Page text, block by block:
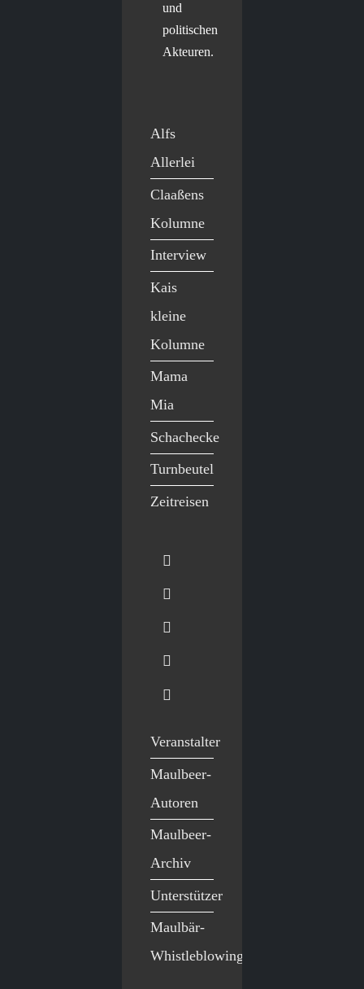
und
politischen
Akteuren.
Alfs
Allerlei
Claaßens
Kolumne
Interview
Kais
kleine
Kolumne
Mama
Mia
Schachecke
Turnbeutel
Zeitreisen
Veranstalter
Maulbeer-
Autoren
Maulbeer-
Archiv
Unterstützer
Maulbär-
Whistleblowing